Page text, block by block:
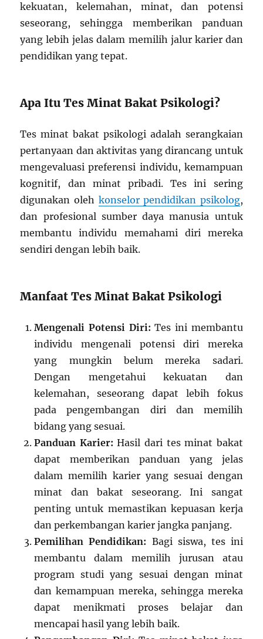
kekuatan, kelemahan, minat, dan potensi
seseorang, sehingga memberikan panduan
yang lebih jelas dalam memilih jalur karier dan
pendidikan yang tepat.
Apa Itu Tes Minat Bakat Psikologi?
Tes minat bakat psikologi adalah serangkaian
pertanyaan dan aktivitas yang dirancang untuk
mengevaluasi preferensi individu, kemampuan
kognitif, dan minat pribadi. Tes ini sering
digunakan oleh konselor pendidikan psikolog,
dan profesional sumber daya manusia untuk
membantu individu memahami diri mereka
sendiri dengan lebih baik.
Manfaat Tes Minat Bakat Psikologi
Mengenali Potensi Diri: Tes ini membantu
individu mengenali potensi diri mereka
yang mungkin belum mereka sadari.
Dengan mengetahui kekuatan dan
kelemahan, seseorang dapat lebih fokus
pada pengembangan diri dan memilih
bidang yang sesuai.
Panduan Karier: Hasil dari tes minat bakat
dapat memberikan panduan yang jelas
dalam memilih karier yang sesuai dengan
minat dan bakat seseorang. Ini sangat
penting untuk memastikan kepuasan kerja
dan perkembangan karier jangka panjang.
Pemilihan Pendidikan: Bagi siswa, tes ini
membantu dalam memilih jurusan atau
program studi yang sesuai dengan minat
dan kemampuan mereka, sehingga mereka
dapat menikmati proses belajar dan
mencapai hasil yang lebih baik.